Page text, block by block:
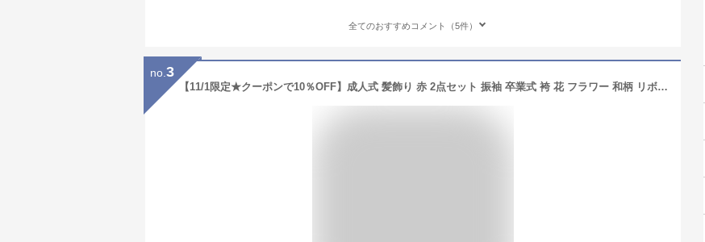
全てのおすすめコメント（5件）
no. 3
【11/1限定★クーポンで10％OFF】成人式 髪飾り 赤 2点セット 振袖 卒業式 袴 花 フラワー 和柄 リボン パールビーズ ヘアアクセサリー 着物 和装 【あす楽対応】